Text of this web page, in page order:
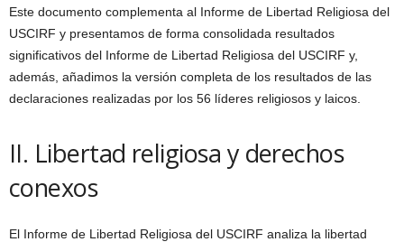
Este documento complementa al Informe de Libertad Religiosa del
USCIRF y presentamos de forma consolidada resultados
significativos del Informe de Libertad Religiosa del USCIRF y,
además, añadimos la versión completa de los resultados de las
declaraciones realizadas por los 56 líderes religiosos y laicos.
II. Libertad religiosa y derechos
conexos
El Informe de Libertad Religiosa del USCIRF analiza la libertad